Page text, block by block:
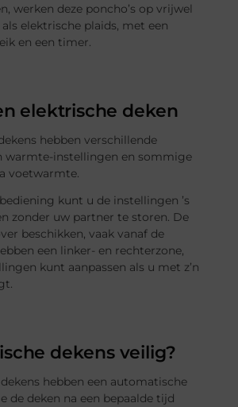
werken deze poncho’s op vrijwel
elektrische plaids, met een
en een timer.
elektrische deken
hebben verschillende
warmte-instellingen en sommige
voetwarmte.
kunt u de instellingen ’s
zonder uw partner te storen. De
beschikken, vaak vanaf de
een linker- en rechterzone,
kunt aanpassen als u met z’n
dekens veilig?
hebben een automatische
de deken na een bepaalde tijd